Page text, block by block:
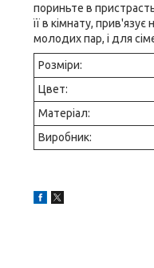
пориньте в
її в кімнату,
молодих пар, і для
Розміри:
Цвет:
Матеріал:
Виробник: